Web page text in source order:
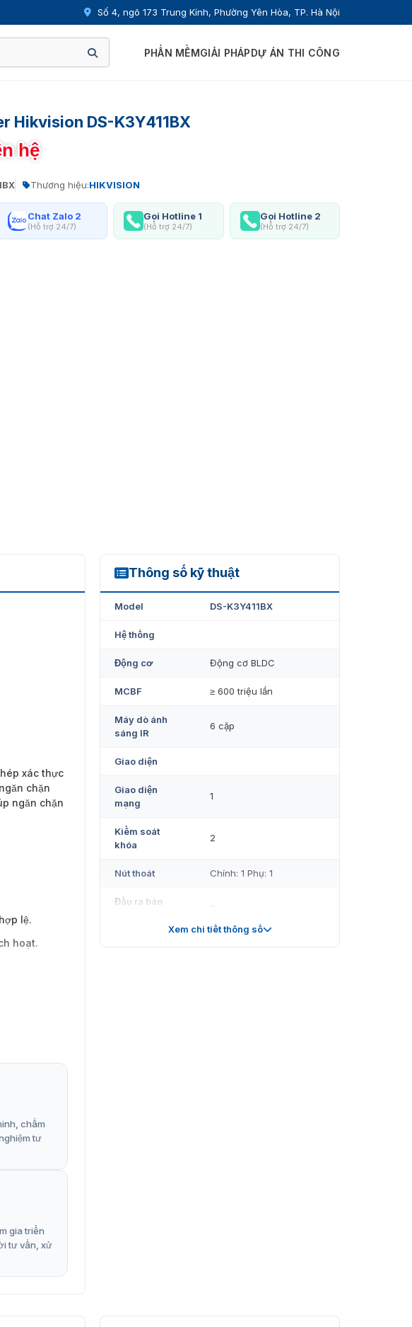
Số 4, ngõ 173 Trung Kính, Phường Yên Hòa, TP. Hà Nội
PHẦN MỀMGIẢI PHÁPDỰ ÁN THI CÔNG
Hikvision DS-K3Y411BX
hệ
Thương hiệu:HIKVISION
Chat Zalo 2
(Hỗ trợ 24/7)
Gọi Hotline 1
(Hỗ trợ 24/7)
Gọi Hotline 2
(Hỗ trợ 24/7)
xác thực
chặn
ngăn chặn
lệ.
hoạt.
chấm
tư
gia triển
tư vấn, xử
Thông số kỹ thuật
DS-K3Y411BX
Model DS-K3Y411BX
Hệ thống
Động cơ Động cơ BLDC
MCBF ≥ 600 triệu lần
Máy dò ánh
sáng IR
6 cặp
Giao diện
Giao diện
mạng
1
Kiểm soát
khóa
2
Nút thoát Chính: 1 Phụ: 1
Đầu ra báo
Xem chi tiết thông số